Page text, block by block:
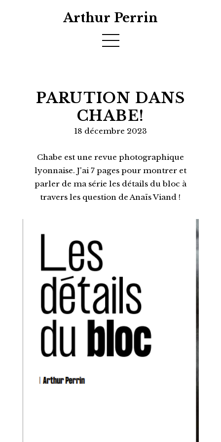
Arthur Perrin
PARUTION DANS
CHABE!
18 décembre 2023
Chabe est une revue photographique
lyonnaise. J'ai 7 pages pour montrer et
parler de ma série les détails du bloc à
travers les question de Anaïs Viand !